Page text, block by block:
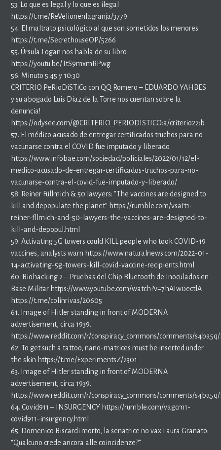
53. Lo que es legal y lo que es ilegal
https://t.me/ReVelionenlagranja/3779
54. El maltrato psicológico al que son sometidos los menores
https://t.me/SecrethouseOP/5266
55. Úrsula Logan nos habla de su libro
https://youtu.be/TtS9mxmRPwg
56. Minuto 5:45 y 10:30
CRITERIO PeRioDíSTiCo con QQ Romero – EDUARDO YAHBES
y su abogado Luis Diaz de la Torre nos cuentan sobre la
denuncia!
https://odysee.com/@CRITERIO_PERIODISTICO:a/criterio22:b
57. El médico acusado de entregar certificados truchos para no
vacunarse contra el COVID fue imputado y liberado.
https://www.infobae.com/sociedad/policiales/2022/01/12/el-
medico-acusado-de-entregar-certificados-truchos-para-no-
vacunarse-contra-el-covid-fue-imputado-y-liberado/
58. Reiner Füllmich & 50 lawyers: ”The vaccines are designed to
kill and depopulate the planet” https://rumble.com/vsaft1-
reiner-fllmich-and-50-lawyers-the-vaccines-are-designed-to-
kill-and-depopul.html
59. Activating 5G towers could KILL people who took COVID-19
vaccines, analysts warn https://www.naturalnews.com/2022-01-
14-activating-5g-towers-kill-covid-vaccine-recipients.html
60. Biohacking 2 – Pruebas del Chip Bluetooth de Inoculados en
Base Militar https://www.youtube.com/watch?v=7hAIw0ectlA
https://t.me/colinrivas/20605
61. Image of Hitler standing in front of MODERNA
advertisement, circa 1939.
https://www.reddit.com/r/conspiracy_commons/comments/
62. To get such a tattoo, nano-matrices must be inserted under
the skin https://t.me/ExperimentsZ/2301
63. Image of Hitler standing in front of MODERNA
advertisement, circa 1939.
https://www.reddit.com/r/conspiracy_commons/comments/
64. Covid911 – INSURGENCY https://rumble.com/vagcm1-
covid911-insurgency.html
65. Domenico Biscardi morto, la senatrice no vax Laura Granato:
“Qualcuno crede ancora alle coincidenze?”